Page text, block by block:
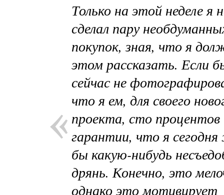
Только на этой неделе я
сделал пару
покупок, зная, что я
этом рассказать. Если
сейчас не
что я ем, для своего
проекта, сто процентов
гарантии, что я
бы какую-нибудь
дрянь. Конечно, это
однако это мотивирует